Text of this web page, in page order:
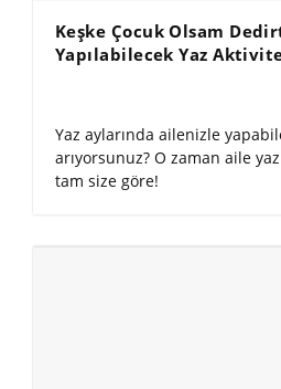
Keşke Çocuk Olsam
Yapılabilecek Yaz
Yaz aylarında ailenizle
arıyorsunuz? O zaman aile
tam size göre!